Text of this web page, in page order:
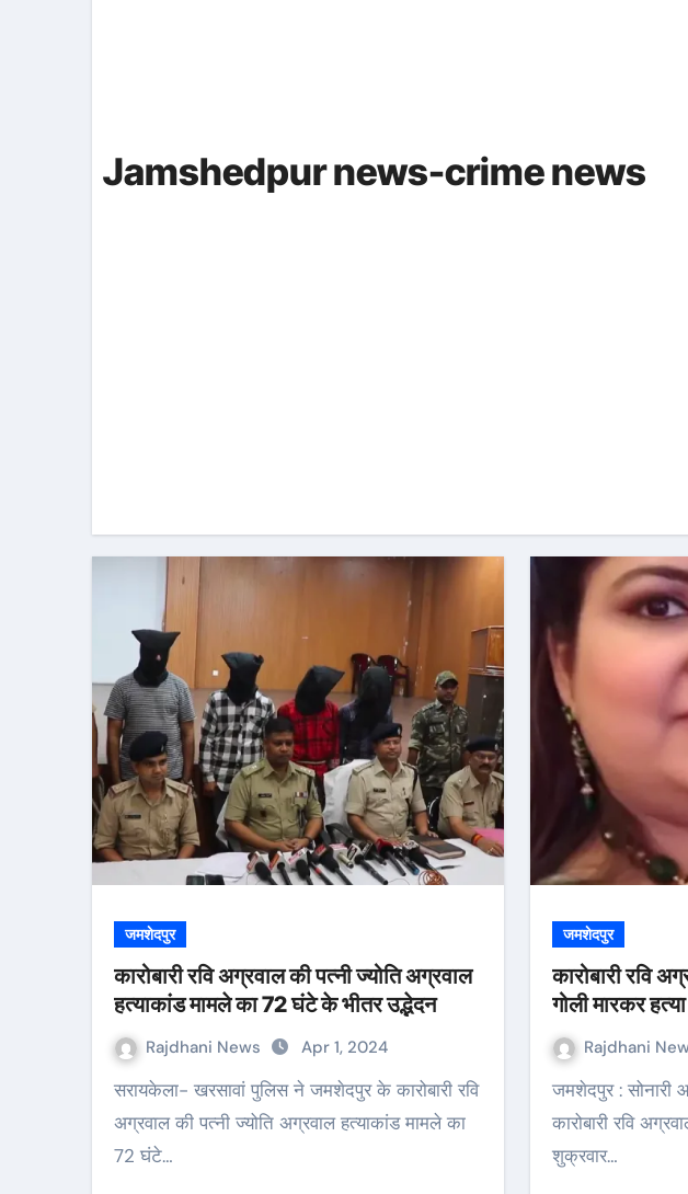
Jamshedpur news-crime news
जमशेदपुर
कारोबारी रवि अग्रवाल की पत्नी ज्योति अग्रवाल
हत्याकांड मामले का 72 घंटे के भीतर उद्भेदन
Rajdhani News Apr 1, 2024
सरायकेला- खरसावां पुलिस ने जमशेदपुर के कारोबारी रवि
अग्रवाल की पत्नी ज्योति अग्रवाल हत्याकांड मामले का
72 घंटे…
जमशेदपुर
कारोबारी रवि
गोली मारकर हत्या
Rajdhani
जमशेदपुर : सोनारी आस्था हाई टेक के रहने वाले
कारोबारी रवि
शुक्रवार…